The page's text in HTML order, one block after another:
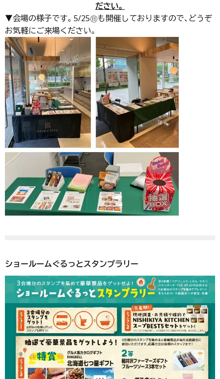
ださい。
▼会場の様子です。5/25㊐も開催しておりますので、どうぞ
お気軽にご来場ください。
ショールームぐるっとスタンプラリー